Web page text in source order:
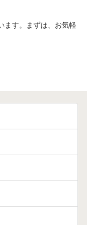
ます。まずは、お気軽